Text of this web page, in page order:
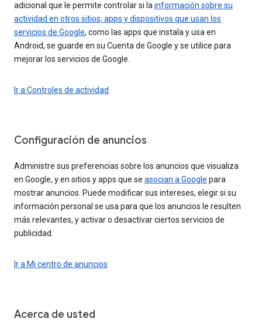
adicional que le permite controlar si la información sobre su
actividad en otros sitios, apps y dispositivos que usan los
servicios de Google, como las apps que instala y usa en
Android, se guarde en su Cuenta de Google y se utilice para
mejorar los servicios de Google.
Ir a Controles de actividad
Configuración de anuncios
Administre sus preferencias sobre los anuncios que visualiza
en Google, y en sitios y apps que se asocian a Google para
mostrar anuncios. Puede modificar sus intereses, elegir si su
información personal se usa para que los anuncios le resulten
más relevantes, y activar o desactivar ciertos servicios de
publicidad.
Ir a Mi centro de anuncios
Acerca de usted